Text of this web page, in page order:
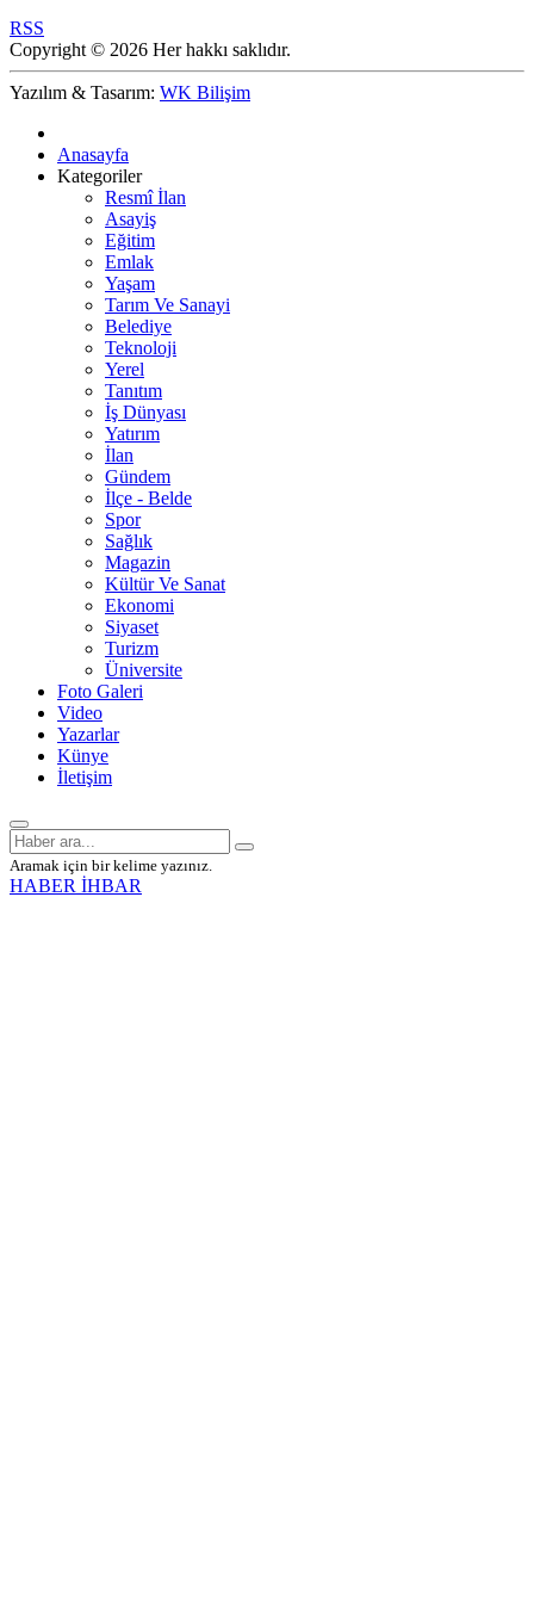
RSS
Copyright © 2026 Her hakkı saklıdır.
Yazılım & Tasarım: WK Bilişim
Anasayfa
Kategoriler
Resmî İlan
Asayiş
Eğitim
Emlak
Yaşam
Tarım Ve Sanayi
Belediye
Teknoloji
Yerel
Tanıtım
İş Dünyası
Yatırım
İlan
Gündem
İlçe - Belde
Spor
Sağlık
Magazin
Kültür Ve Sanat
Ekonomi
Siyaset
Turizm
Üniversite
Foto Galeri
Video
Yazarlar
Künye
İletişim
Aramak için bir kelime yazınız.
HABER İHBAR